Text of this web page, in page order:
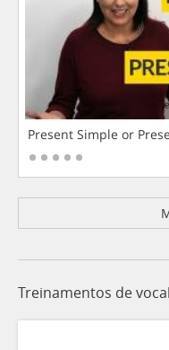
Present Simple or
Treinamentos de